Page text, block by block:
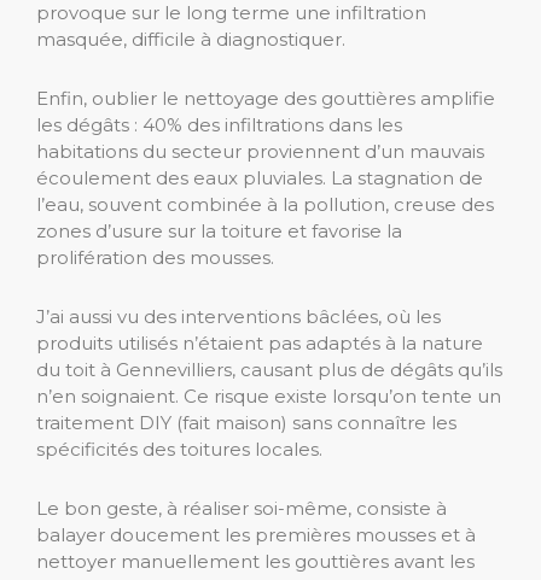
provoque sur le long terme une infiltration
masquée, difficile à diagnostiquer.
Enfin, oublier le nettoyage des gouttières amplifie
les dégâts : 40% des infiltrations dans les
habitations du secteur proviennent d’un mauvais
écoulement des eaux pluviales. La stagnation de
l’eau, souvent combinée à la pollution, creuse des
zones d’usure sur la toiture et favorise la
prolifération des mousses.
J’ai aussi vu des interventions bâclées, où les
produits utilisés n’étaient pas adaptés à la nature
du toit à Gennevilliers, causant plus de dégâts qu’ils
n’en soignaient. Ce risque existe lorsqu’on tente un
traitement DIY (fait maison) sans connaître les
spécificités des toitures locales.
Le bon geste, à réaliser soi-même, consiste à
balayer doucement les premières mousses et à
nettoyer manuellement les gouttières avant les